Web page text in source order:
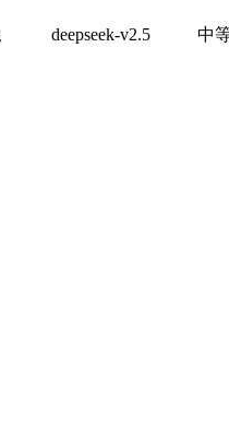
deepseek-v2.5 中